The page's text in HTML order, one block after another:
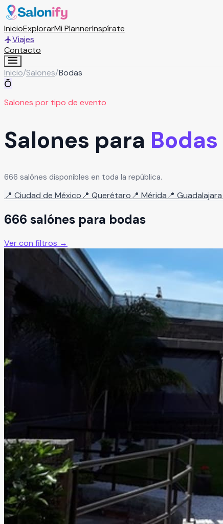
InicioExplorarMi PlannerInspírate
Viajes
Contacto
Inicio/Salones/Bodas
💍
Salones por tipo de evento
Salones para Bodas
666 salónes disponibles en toda la república.
📍 Ciudad de México📍 Querétaro📍 Mérida📍 Guadalajara
666 salónes para bodas
Ver con filtros →